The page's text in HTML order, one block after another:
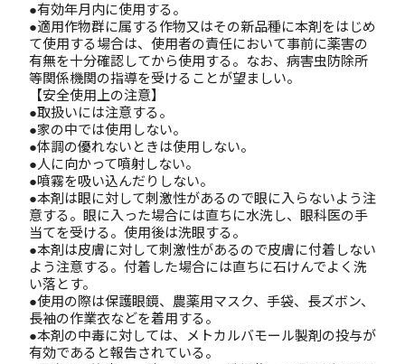
●有効年月内に使用する。
●適用作物群に属する作物又はその新品種に本剤をはじめ
て使用する場合は、使用者の責任において事前に薬害の
有無を十分確認してから使用する。なお、病害虫防除所
等関係機関の指導を受けることが望ましい。
【安全使用上の注意】
●取扱いには注意する。
●家の中では使用しない。
●体調の優れないときは使用しない。
●人に向かって噴射しない。
●噴霧を吸い込んだりしない。
●本剤は眼に対して刺激性があるので眼に入らないよう注
意する。眼に入った場合には直ちに水洗し、眼科医の手
当てを受ける。使用後は洗眼する。
●本剤は皮膚に対して刺激性があるので皮膚に付着しない
よう注意する。付着した場合には直ちに石けんでよく洗
い落とす。
●使用の際は保護眼鏡、農薬用マスク、手袋、長ズボン、
長袖の作業衣などを着用する。
●本剤の中毒に対しては、メトカルバモール製剤の投与が
有効であると報告されている。